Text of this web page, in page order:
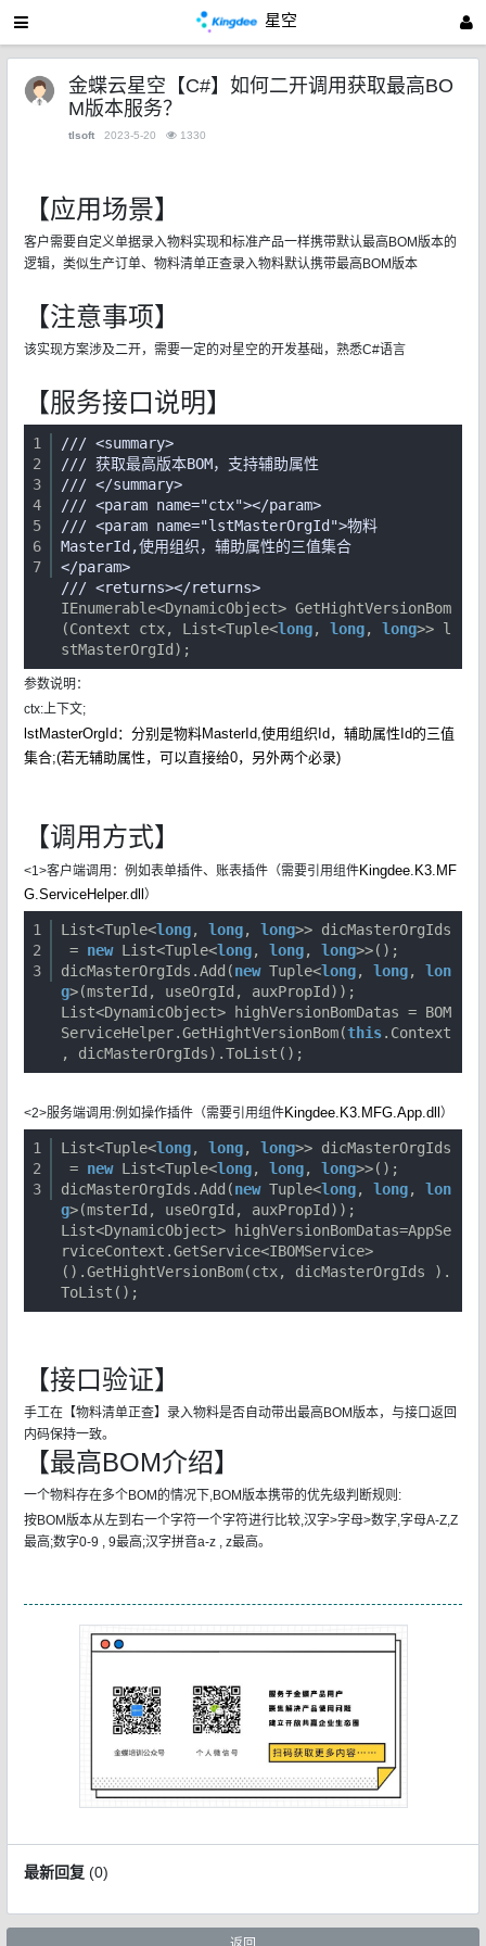
星空
金蝶云星空【C#】如何二开调用获取最高BO
M版本服务？
tlsoft 2023-5-20 1330
【应用场景】
客户需要自定义单据录入物料实现和标准产品一样携带默认最高BOM版本的
逻辑，类似生产订单、物料清单正查录入物料默认携带最高BOM版本
【注意事项】
该实现方案涉及二开，需要一定的对星空的开发基础，熟悉C#语言
【服务接口说明】
1
2
3
4
5
6
7
/// <summary>
/// 获取最高版本BOM，支持辅助属性
/// </summary>
/// <param name="ctx"></param>
/// <param name="lstMasterOrgId">物料
MasterId,使用组织，辅助属性的三值集合
</param>
/// <returns></returns>
IEnumerable<DynamicObject> GetHightVersionBom
(Context ctx, List<Tuple<long, long, long>> l
stMasterOrgId);
参数说明：
ctx:上下文;
lstMasterOrgId：分别是物料MasterId,使用组织Id，辅助属性Id的三值
集合;(若无辅助属性，可以直接给0，另外两个必录)
【调用方式】
<1>客户端调用：例如表单插件、账表插件（需要引用组件Kingdee.K3.MF
G.ServiceHelper.dll）
1
2
3
List<Tuple<long, long, long>> dicMasterOrgIds
= new List<Tuple<long, long, long>>();
dicMasterOrgIds.Add(new Tuple<long, long, lon
g>(msterId, useOrgId, auxPropId));
List<DynamicObject> highVersionBomDatas = BOM
ServiceHelper.GetHightVersionBom(this.Context
, dicMasterOrgIds).ToList();
<2>服务端调用:例如操作插件（需要引用组件Kingdee.K3.MFG.App.dll ）
1
2
3
List<Tuple<long, long, long>> dicMasterOrgIds
= new List<Tuple<long, long, long>>();
dicMasterOrgIds.Add(new Tuple<long, long, lon
g>(msterId, useOrgId, auxPropId));
List<DynamicObject> highVersionBomDatas=AppSe
rviceContext.GetService<IBOMService>
().GetHightVersionBom(ctx, dicMasterOrgIds ).
ToList();
【接口验证】
手工在【物料清单正查】录入物料是否自动带出最高BOM版本，与接口返回
内码保持一致。
【最高BOM介绍】
一个物料存在多个BOM的情况下,BOM版本携带的优先级判断规则:
按BOM版本从左到右一个字符一个字符进行比较,汉字>字母>数字,字母A-Z,Z
最高;数字0-9 , 9最高;汉字拼音a-z , z最高。
最新回复 (0)